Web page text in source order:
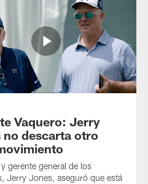
Vaquero: Jerry
no descarta otro
gerente general de los
Jerry Jones, aseguró que está